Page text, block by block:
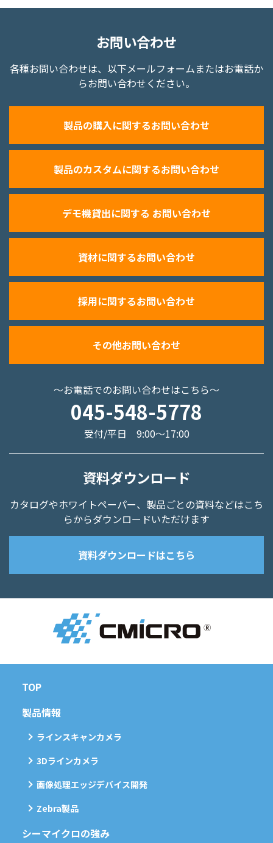
お問い合わせ
各種お問い合わせは、以下メールフォームまたはお電話か
らお問い合わせください。
製品の購入に関するお問い合わせ
製品のカスタムに関するお問い合わせ
デモ機貸出に関する お問い合わせ
資材に関するお問い合わせ
採用に関するお問い合わせ
その他お問い合わせ
～お電話でのお問い合わせはこちら～
045-548-5778
受付/平日 9:00～17:00
資料ダウンロード
カタログやホワイトペーパー、 製品ごとの資料などはこち
らからダウンロードいただけます
資料ダウンロードはこちら
TOP
製品情報
ラインスキャンカメラ
3Dラインカメラ
画像処理エッジデバイス開発
Zebra製品
シーマイクロの強み